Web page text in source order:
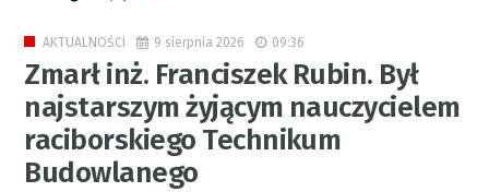
AKTUALNOŚCI 9 sierpnia 2026 09:36
Zmarł inż. Franciszek Rubin. Był
najstarszym żyjącym nauczycielem
raciborskiego Technikum
Budowlanego